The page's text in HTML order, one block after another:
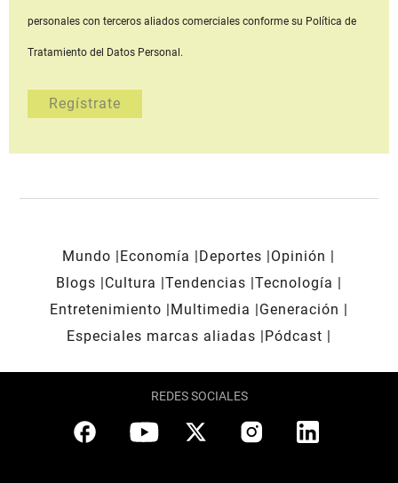
personales con terceros aliados comerciales conforme su Política de
Tratamiento del Datos Personal.
Mundo Economía Deportes
Opinión
Blogs
Cultura Tendencias Tecnología
Entretenimiento
Multimedia
Generación
Especiales marcas aliadas
Pódcast
REDES SOCIALES